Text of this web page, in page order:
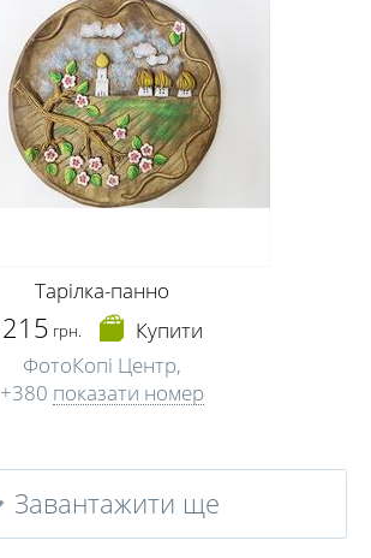
Тарілка-панно
215 грн.
Купити
ФотоКопі Центр,
+380 показати номер
Завантажити ще